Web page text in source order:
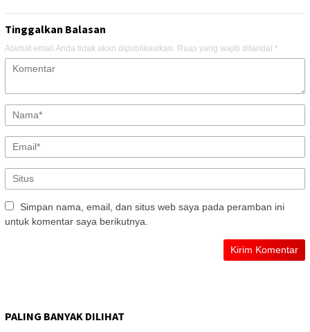
Tinggalkan Balasan
Alamat email Anda tidak akan dipublikasikan. Ruas yang wajib ditandai *
Simpan nama, email, dan situs web saya pada peramban ini
untuk komentar saya berikutnya.
PALING BANYAK DILIHAT